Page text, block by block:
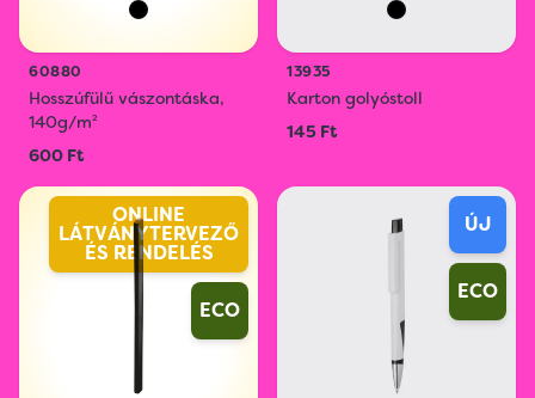
60880
Hosszúfülű vászontáska,
140g/m²
600 Ft
13935
Karton golyóstoll
145 Ft
ONLINE
LÁTVÁNYTERVEZŐ
ÉS RENDELÉS
ECO
ÚJ
ECO